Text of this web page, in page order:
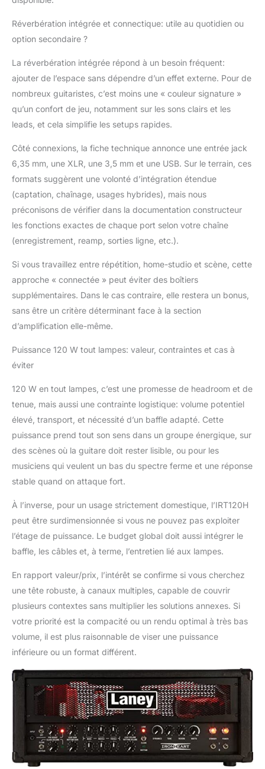
Réverbération intégrée et connectique: utile au quotidien ou
option secondaire ?
La réverbération intégrée répond à un besoin fréquent:
ajouter de l’espace sans dépendre d’un effet externe. Pour de
nombreux guitaristes, c’est moins une « couleur signature »
qu’un confort de jeu, notamment sur les sons clairs et les
leads, et cela simplifie les setups rapides.
Côté connexions, la fiche technique annonce une entrée jack
6,35 mm, une XLR, une 3,5 mm et une USB. Sur le terrain, ces
formats suggèrent une volonté d’intégration étendue
(captation, chaînage, usages hybrides), mais nous
préconisons de vérifier dans la documentation constructeur
les fonctions exactes de chaque port selon votre chaîne
(enregistrement, reamp, sorties ligne, etc.).
Si vous travaillez entre répétition, home-studio et scène, cette
approche « connectée » peut éviter des boîtiers
supplémentaires. Dans le cas contraire, elle restera un bonus,
sans être un critère déterminant face à la section
d’amplification elle-même.
Puissance 120 W tout lampes: valeur, contraintes et cas à
éviter
120 W en tout lampes, c’est une promesse de headroom et de
tenue, mais aussi une contrainte logistique: volume potentiel
élevé, transport, et nécessité d’un baffle adapté. Cette
puissance prend tout son sens dans un groupe énergique, sur
des scènes où la guitare doit rester lisible, ou pour les
musiciens qui veulent un bas du spectre ferme et une réponse
stable quand on attaque fort.
À l’inverse, pour un usage strictement domestique, l’IRT120H
peut être surdimensionnée si vous ne pouvez pas exploiter
l’étage de puissance. Le budget global doit aussi intégrer le
baffle, les câbles et, à terme, l’entretien lié aux lampes.
En rapport valeur/prix, l’intérêt se confirme si vous cherchez
une tête robuste, à canaux multiples, capable de couvrir
plusieurs contextes sans multiplier les solutions annexes. Si
votre priorité est la compacité ou un rendu optimal à très bas
volume, il est plus raisonnable de viser une puissance
inférieure ou un format différent.